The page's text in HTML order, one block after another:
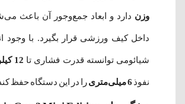
وزن دارد و ابعاد جمع‌وجور آن باعث
داخل کیف ورزشی قرار بگیرد. با وجود
شیائومی توانسته قدرت فشاری تا 12 کیلوگرم
نفوذ 6 میلی‌متری را در این دستگاه حفظ